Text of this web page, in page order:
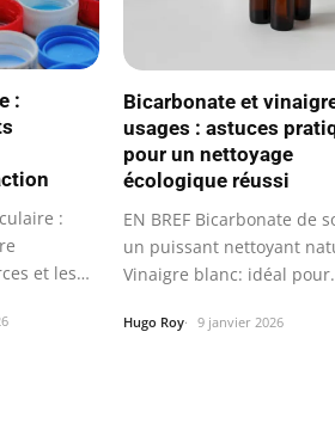
:
:
et les
Bicarbonate et
usages : astuces
pour un nettoyage
écologique réussi
EN BREF Bicarbonate de
un puissant nettoyant
Vinaigre blanc: idéal pour
Hugo Roy 9 janvier 2026